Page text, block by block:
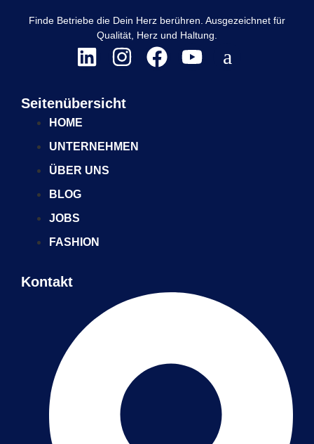
Finde Betriebe die Dein Herz berühren. Ausgezeichnet für
Qualität, Herz und Haltung.
Seitenübersicht
HOME
UNTERNEHMEN
ÜBER UNS
BLOG
JOBS
FASHION
Kontakt